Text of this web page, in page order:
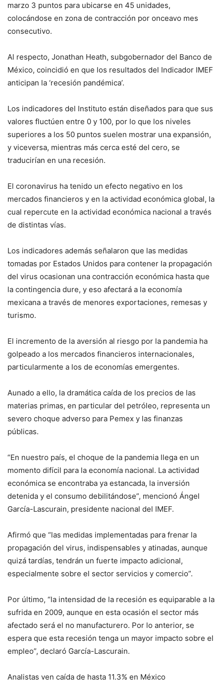
marzo 3 puntos para ubicarse en 45 unidades,
colocándose en zona de contracción por onceavo mes
consecutivo.
Al respecto, Jonathan Heath, subgobernador del Banco de
México, coincidió en que los resultados del Indicador IMEF
anticipan la ‘recesión pandémica’.
Los indicadores del Instituto están diseñados para que sus
valores fluctúen entre 0 y 100, por lo que los niveles
superiores a los 50 puntos suelen mostrar una expansión,
y viceversa, mientras más cerca esté del cero, se
traducirían en una recesión.
El coronavirus ha tenido un efecto negativo en los
mercados financieros y en la actividad económica global, la
cual repercute en la actividad económica nacional a través
de distintas vías.
Los indicadores además señalaron que las medidas
tomadas por Estados Unidos para contener la propagación
del virus ocasionan una contracción económica hasta que
la contingencia dure, y eso afectará a la economía
mexicana a través de menores exportaciones, remesas y
turismo.
El incremento de la aversión al riesgo por la pandemia ha
golpeado a los mercados financieros internacionales,
particularmente a los de economías emergentes.
Aunado a ello, la dramática caída de los precios de las
materias primas, en particular del petróleo, representa un
severo choque adverso para Pemex y las finanzas
públicas.
“En nuestro país, el choque de la pandemia llega en un
momento difícil para la economía nacional. La actividad
económica se encontraba ya estancada, la inversión
detenida y el consumo debilitándose”, mencionó Ángel
García-Lascurain, presidente nacional del IMEF.
Afirmó que “las medidas implementadas para frenar la
propagación del virus, indispensables y atinadas, aunque
quizá tardías, tendrán un fuerte impacto adicional,
especialmente sobre el sector servicios y comercio”.
Por último, “la intensidad de la recesión es equiparable a la
sufrida en 2009, aunque en esta ocasión el sector más
afectado será el no manufacturero. Por lo anterior, se
espera que esta recesión tenga un mayor impacto sobre el
empleo”, declaró García-Lascurain.
Analistas ven caída de hasta 11.3% en México